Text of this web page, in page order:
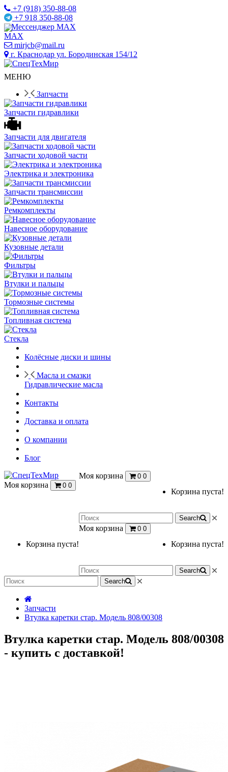
+7 (918) 350-88-08
+7 918 350-88-08
Мессенджер MAX
mirjcb@mail.ru
г. Краснодар ул. Бородинская 154/12
МЕНЮ
Запчасти
Запчасти гидравлики
Запчасти для двигателя
Запчасти ходовой части
Электрика и электроника
Запчасти трансмиссии
Ремкомплекты
Навесное оборудование
Кузовные детали
Фильтры
Втулки и пальцы
Тормозные системы
Топливная система
Стекла
Колёсные диски и шины
Масла и смазки
Гидравлические масла
Контакты
Доставка и оплата
О компании
Блог
Моя корзина 0 0
Корзина пуста!
Search
Моя корзина 0 0
Корзина пуста!
Search
Моя корзина 0 0
Корзина пуста!
Search
Запчасти
Втулка каретки стар. Модель 808/00308
Втулка каретки стар. Модель 808/00308
- купить с доставкой!